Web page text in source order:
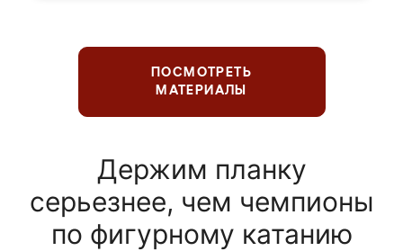
ПОСМОТРЕТЬ
МАТЕРИАЛЫ
Держим планку
серьезнее, чем чемпионы
по фигурному катанию